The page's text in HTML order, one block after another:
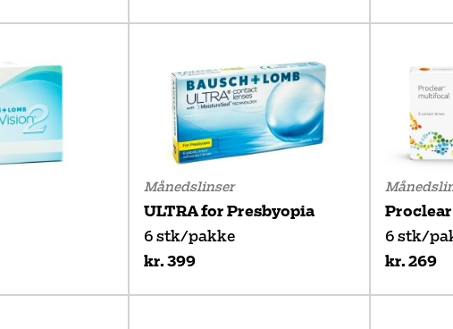
Månedslinser
ULTRA for Presbyopia
6 stk/pakke
kr. 399
6 stk/
kr. 269